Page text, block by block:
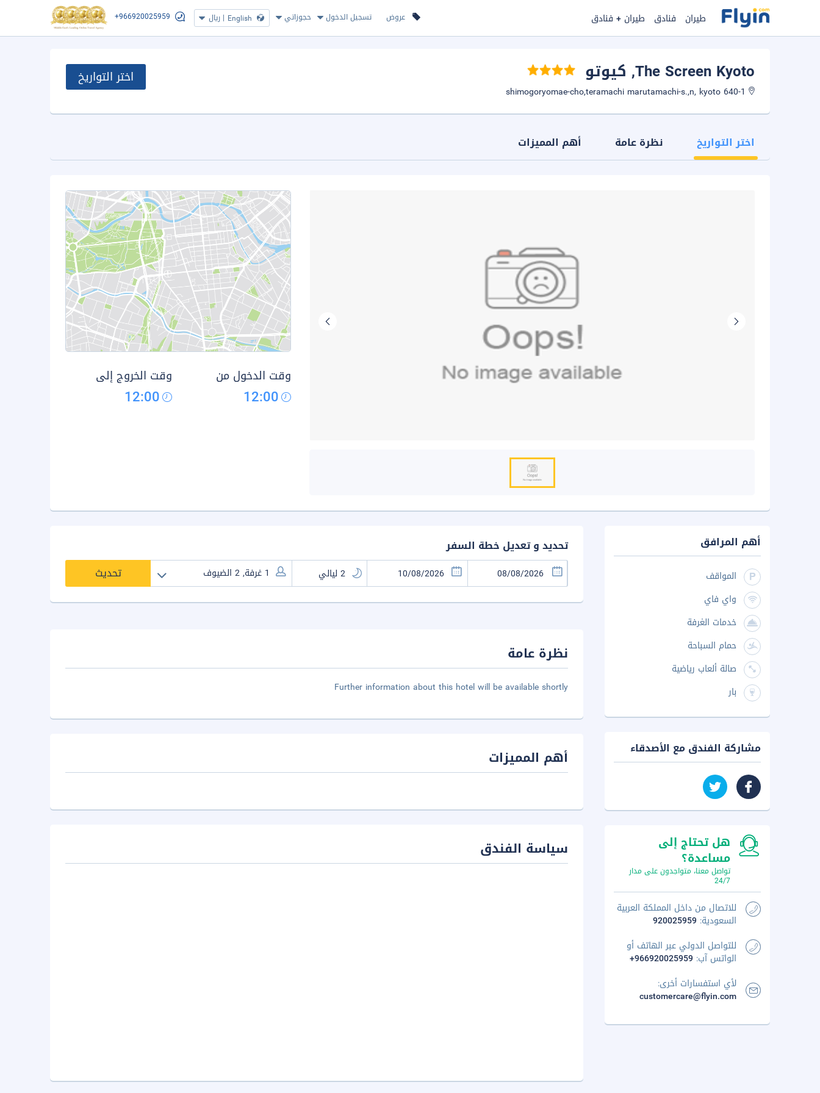
عروض تسجيل الدخول حجوزاتي English
| ريال +966920025959 طيران فنادق طيران + فنادق
The Screen Kyoto, كيوتو اختر التواريخ
اختر التواريخ نظرة عامة أهم المميزات
وقت الدخول من
12:00
وقت الخروج إلى
12:00
تحديد و تعديل خطة السفر
تحديث
نظرة عامة
Further information about this hotel will be available shortly
أهم المميزات
سياسة الفندق
أهم المرافق
المواقف
واي فاي
خدمات الغرفة
حمام السباحة
صالة ألعاب رياضية
بار
مشاركة الفندق مع الأصدقاء
هل تحتاج إلى
مساعدة؟
تواصل معنا، متواجدون على مدار
24/7
للاتصال من داخل المملكة العربية
السعودية: 920025959
للتواصل الدولي عبر الهاتف أو
الواتس آب: +966920025959
لأي استفسارات أخرى:
customercare@flyin.com